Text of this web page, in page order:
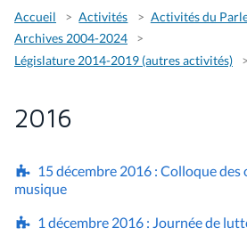
Accueil Activités
Activités du
Archives 2004-2024
Législature 2014-2019 (autres activités)
2016
15 décembre 2016 : Colloque des
musique
1 décembre 2016 : Journée de